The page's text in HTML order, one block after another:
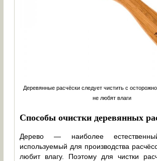
Деревянные расчёски следует чистить с
не любят влаги
Способы очистки деревянных
Дерево — наиболее
используемый для производства
любит влагу. Поэтому для чистки